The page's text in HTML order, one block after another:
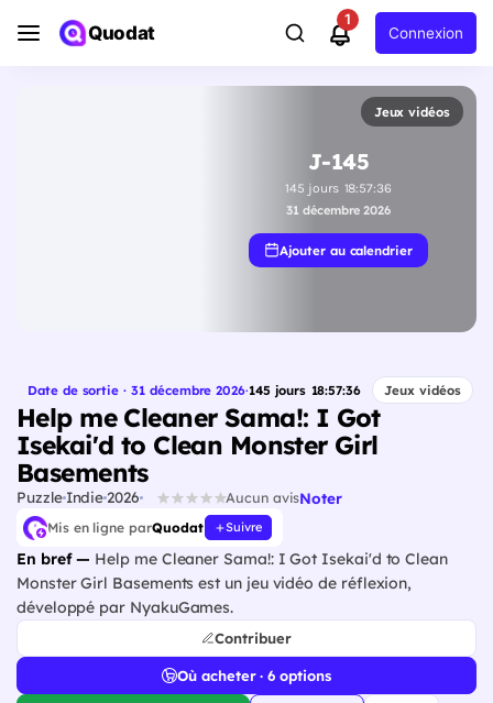
Quodat
1
Connexion
Jeux vidéos
J-145
145 jours 18:57:35
31 décembre 2026
Ajouter au calendrier
Date de sortie · 31 décembre 2026·145 jours 18:57:35 Jeux vidéos
Help me Cleaner Sama!: I Got
Isekai'd to Clean Monster Girl
Basements
PuzzleIndie 2026 Aucun avisNoter
Mis en ligne parQuodat Suivre
En bref — Help me Cleaner Sama!: I Got Isekai'd to Clean
Monster Girl Basements est un jeu vidéo de réflexion,
développé par NyakuGames.
Contribuer
Où acheter · 6 options